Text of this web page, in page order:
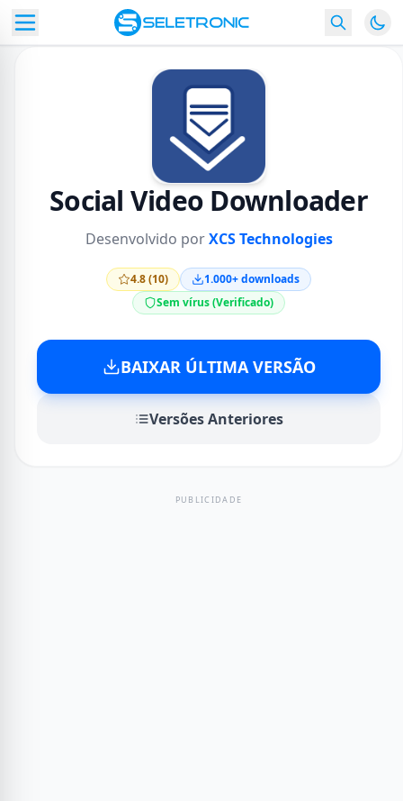
Social Video Downloader
Desenvolvido porXCS Technologies
4.8 (10)
1.000+ downloads
Sem vírus (Verificado)
BAIXAR ÚLTIMA VERSÃO
Versões Anteriores
PUBLICIDADE